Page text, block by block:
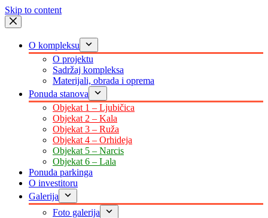
Skip to content
O kompleksu
O projektu
Sadržaj kompleksa
Materijali, obrada i oprema
Ponuda stanova
Objekat 1 – Ljubičica
Objekat 2 – Kala
Objekat 3 – Ruža
Objekat 4 – Orhideja
Objekat 5 – Narcis
Objekat 6 – Lala
Ponuda parkinga
O investitoru
Galerija
Foto galerija